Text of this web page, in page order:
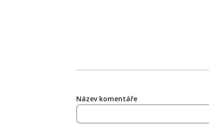
Název komentáře